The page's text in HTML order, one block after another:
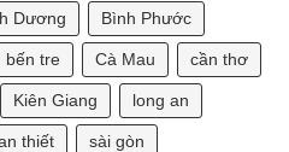
Dương Bình Phước
bến tre Cà Mau cần thơ
Kiên Giang long an
thiết sài gòn